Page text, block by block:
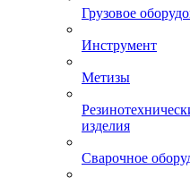
Грузовое
Инструмент
Метизы
изделия
Сварочное